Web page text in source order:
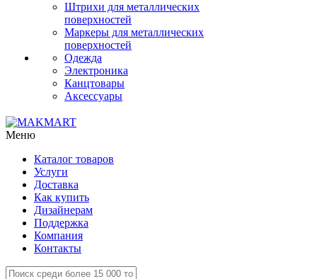
Штрихи для металлических
поверхностей
Маркеры для металлических
поверхностей
Одежда
Электроника
Канцтовары
Аксессуары
Меню
Каталог товаров
Услуги
Доставка
Как купить
Дизайнерам
Поддержка
Компания
Контакты